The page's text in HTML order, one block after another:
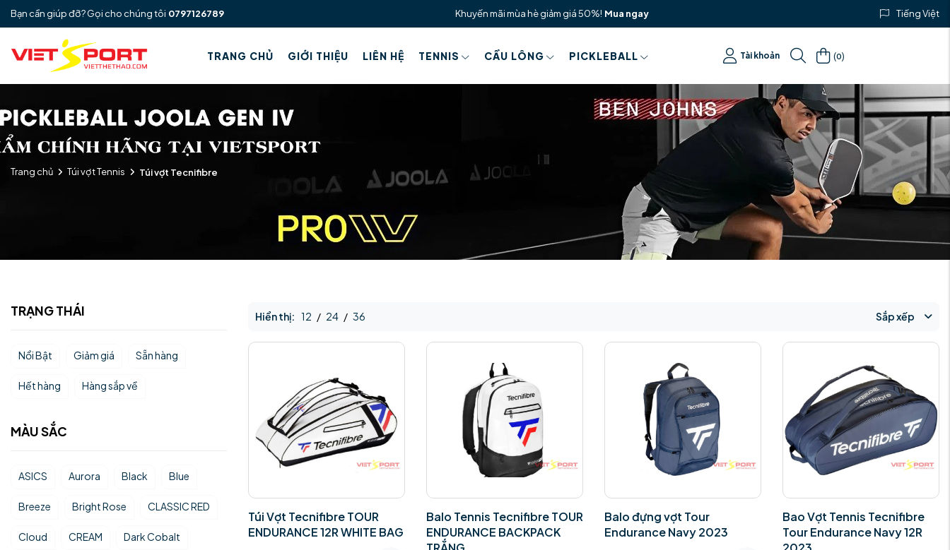
Bạn cần giúp đỡ? Gọi cho chúng tôi 0797126789 Khuyến mãi mùa hè giảm giá 50%! Mua ngay Tiếng Việt
TRANG CHỦ GIỚI THIỆU LIÊN HỆ TENNIS CẦU LÔNG PICKLEBALL Tài khoản (0)
Trang chủ Túi vợt Tennis Túi vợt Tecnifibre
TRẠNG THÁI
Nổi Bật Giảm giá Sẵn hàng
Hết hàng Hàng sắp về
MÀU SẮC
ASICS Aurora Black Blue
Breeze Bright Rose CLASSIC RED
Cloud CREAM Dark Cobalt
Hiển thị: 12 / 24 / 36 Sắp xếp
Túi Vợt Tecnifibre TOUR
ENDURANCE 12R WHITE BAG
Balo Tennis Tecnifibre TOUR
ENDURANCE BACKPACK
Balo đựng vợt Tour
Endurance Navy 2023
Bao Vợt Tennis Tecnifibre
Tour Endurance Navy 12R